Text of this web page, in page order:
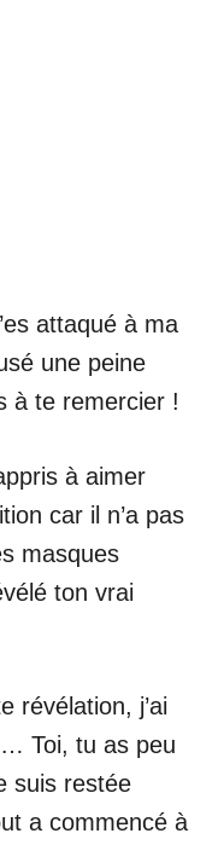
attaqué à ma
une peine
à te remercier !
à aimer
car il n’a pas
masques
ton vrai
révélation, j’ai
Toi, tu as peu
suis restée
a commencé à